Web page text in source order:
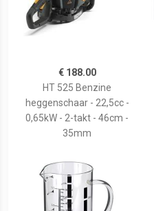
€ 188.00
HT 525 Benzine
heggenschaar - 22,5cc -
0,65kW - 2-takt - 46cm -
35mm